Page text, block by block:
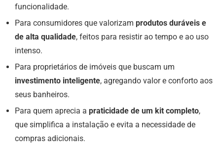
funcionalidade.
Para consumidores que valorizam produtos duráveis e
de alta qualidade, feitos para resistir ao tempo e ao uso
intenso.
Para proprietários de imóveis que buscam um
investimento inteligente, agregando valor e conforto aos
seus banheiros.
Para quem aprecia a praticidade de um kit completo,
que simplifica a instalação e evita a necessidade de
compras adicionais.